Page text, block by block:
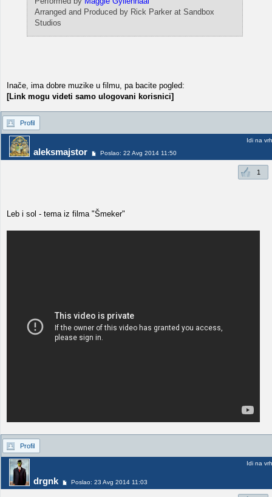
Arranged and Produced by Rick Parker at Sandbox
Studios
Inače, ima dobre muzike u filmu, pa bacite pogled:
[Link mogu videti samo ulogovani korisnici]
Profil
aleksmajstor Poslao: 22 Avg 2014 11:50
Idi na vrh
1
Leb i sol - tema iz filma "Šmeker"
Profil
drgnk Poslao: 23 Avg 2014 11:03
Idi na vrh